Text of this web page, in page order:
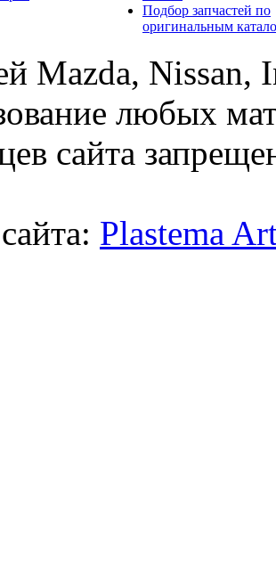
Подбор запчастей по
оригинальным
Mazda,
любых
сайта
Plastema